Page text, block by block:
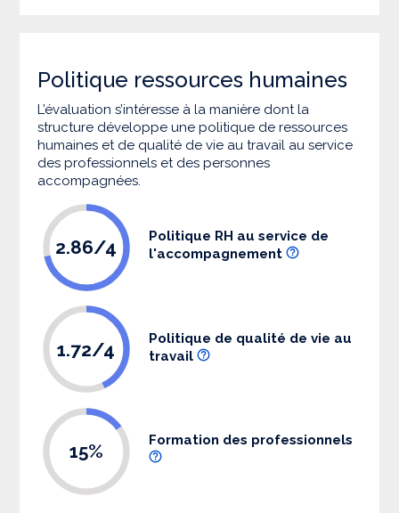
Politique ressources humaines
L’évaluation s’intéresse à la manière dont la
structure développe une politique de ressources
humaines et de qualité de vie au travail au service
des professionnels et des personnes
accompagnées.
2.86/4
Politique RH au service de
l'accompagnement
1.72/4
Politique de qualité de vie au
travail
15% Formation des professionnels